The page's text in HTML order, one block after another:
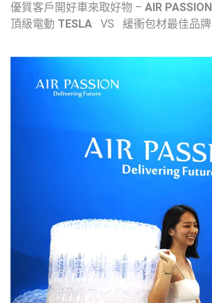
優質客戶開好車來取好物 – AIR PASSION
頂級電動 TESLA VS 緩衝包材最佳品牌